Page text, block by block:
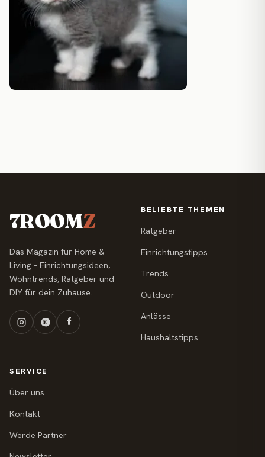
7ROOMZ
Das Magazin für Home &
Living – Einrichtungsideen,
Wohntrends, Ratgeber und
DIY für dein Zuhause.
BELIEBTE THEMEN
Ratgeber
Einrichtungstipps
Trends
Outdoor
Anlässe
Haushaltstipps
SERVICE
Über uns
Kontakt
Werde Partner